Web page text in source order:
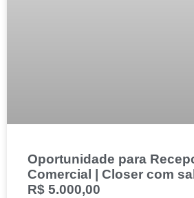
Oportunidade para
Comercial | Closer com
R$ 5.000,00